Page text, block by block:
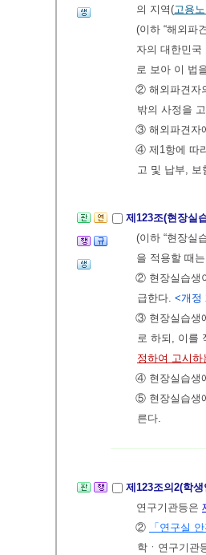
의 지역(고용
(이하 “해외파
자의 대한민
로 보아 이 법
② 해외파견자
밖의 사정을
③ 해외파견자
④ 제1항에 따
고 및 납부,
제123조(현장실
(이하 “현장실
을 적용할 때
② 현장실습생
급한다. <개정
③ 현장실습생
로 하되, 이를
정하여 고시하
④ 현장실습생
⑤ 현장실습생
른다.
제123조의2(학
연구기관등은
②
「연구실
학ㆍ연구기관